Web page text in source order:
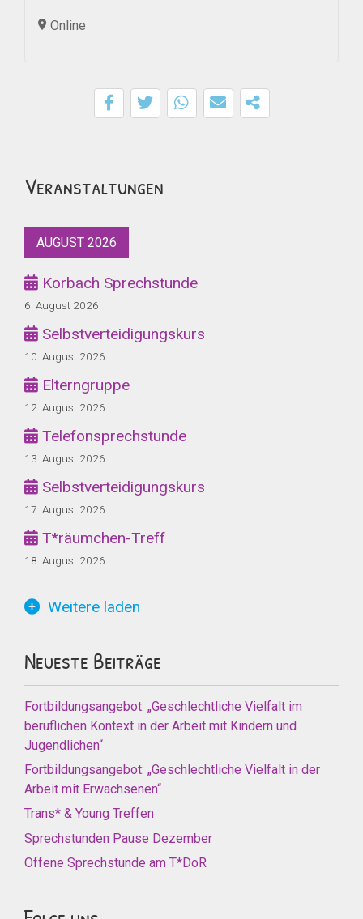
Online
Veranstaltungen
AUGUST 2026
Korbach Sprechstunde
6. August 2026
Selbstverteidigungskurs
10. August 2026
Elterngruppe
12. August 2026
Telefonsprechstunde
13. August 2026
Selbstverteidigungskurs
17. August 2026
T*räumchen-Treff
18. August 2026
Weitere laden
Neueste Beiträge
Fortbildungsangebot: „Geschlechtliche Vielfalt im
beruflichen Kontext in der Arbeit mit Kindern und
Jugendlichen“
Fortbildungsangebot: „Geschlechtliche Vielfalt in der
Arbeit mit Erwachsenen“
Trans* & Young Treffen
Sprechstunden Pause Dezember
Offene Sprechstunde am T*DoR